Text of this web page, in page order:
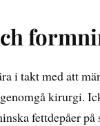
i takt med att
kirurgi.
fettdepåer på